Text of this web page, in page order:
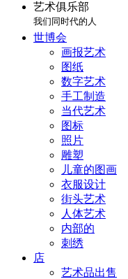
艺术俱乐部
我们同时代的人
世博会
画报艺术
图纸
数字艺术
手工制造
当代艺术
图标
照片
雕塑
儿童的图画
衣服设计
街头艺术
人体艺术
内部的
刺绣
店
艺术品出售